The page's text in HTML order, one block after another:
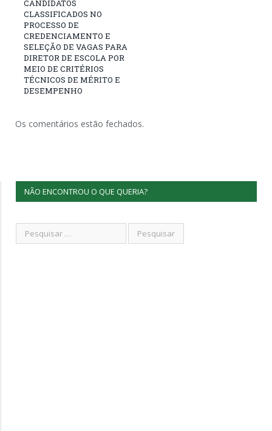
CANDIDATOS
CLASSIFICADOS NO
PROCESSO DE
CREDENCIAMENTO E
SELEÇÃO DE VAGAS PARA
DIRETOR DE ESCOLA POR
MEIO DE CRITÉRIOS
TÉCNICOS DE MÉRITO E
DESEMPENHO
Os comentários estão fechados.
NÃO ENCONTROU O QUE QUERIA?